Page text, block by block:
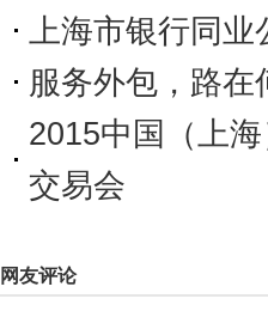
上海市银行同
服务外包，路在
2015中国（上
交易会
网友评论